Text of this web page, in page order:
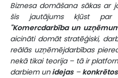
Biznesa domāšana sākas ar
šis jautājums kļūst par
"Komercdarbība un
aicināti domāt stratēģiski,
reālās uzņēmējdarbības
nekā tikai teorija – tā ir
darbiem unidejas–